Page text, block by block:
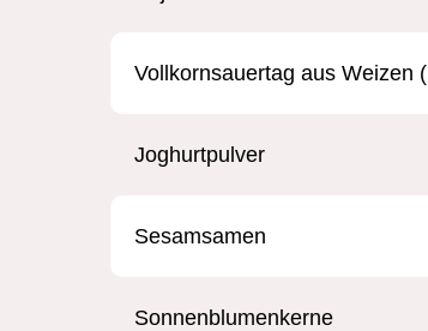
Vollkornsauertag aus Weizen
Joghurtpulver
Sesamsamen
Sonnenblumenkerne